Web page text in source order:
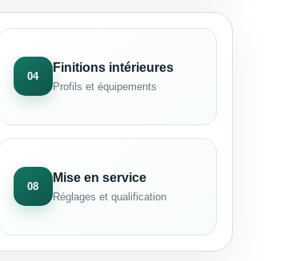
04
Finitions intérieures
Profils et équipements
08
Mise en service
Réglages et qualification